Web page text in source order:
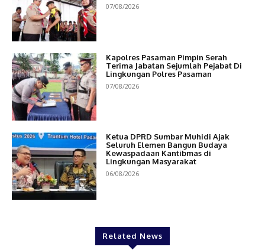
07/08/2026
Kapolres Pasaman Pimpin Serah
Terima Jabatan Sejumlah Pejabat Di
Lingkungan Polres Pasaman
07/08/2026
Ketua DPRD Sumbar Muhidi Ajak
Seluruh Elemen Bangun Budaya
Kewaspadaan Kantibmas di
Lingkungan Masyarakat
06/08/2026
Related News